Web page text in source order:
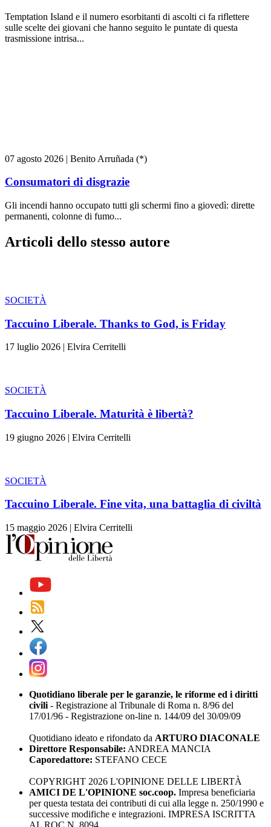
Temptation Island e il numero esorbitanti di ascolti ci fa riflettere
sulle scelte dei giovani che hanno seguito le puntate di questa
trasmissione intrisa...
07 agosto 2026 | Benito Arruñada (*)
Consumatori di disgrazie
Gli incendi hanno occupato tutti gli schermi fino a giovedì: dirette
permanenti, colonne di fumo...
Articoli dello stesso autore
SOCIETÀ
Taccuino Liberale. Thanks to God, is Friday
17 luglio 2026 | Elvira Cerritelli
SOCIETÀ
Taccuino Liberale. Maturità è libertà?
19 giugno 2026 | Elvira Cerritelli
SOCIETÀ
Taccuino Liberale. Fine vita, una battaglia di civiltà
15 maggio 2026 | Elvira Cerritelli
Quotidiano liberale per le garanzie, le riforme ed i diritti
civili - Registrazione al Tribunale di Roma n. 8/96 del
17/01/96 - Registrazione on-line n. 144/09 del 30/09/09
Quotidiano ideato e rifondato da ARTURO DIACONALE
Direttore Responsabile: ANDREA MANCIA
Caporedattore: STEFANO CECE
COPYRIGHT 2026 L'OPINIONE DELLE LIBERTÀ
AMICI DE L'OPINIONE soc.coop. Impresa beneficiaria
per questa testata dei contributi di cui alla legge n. 250/1990 e
successive modifiche e integrazioni. IMPRESA ISCRITTA